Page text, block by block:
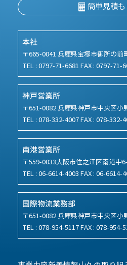
簡単見積
本社
〒665-0041 兵庫県宝塚市御所の前
TEL : 0797-71-6681 FAX : 0797-71-
神戸営業所
〒651-0082 兵庫県神戸市中央区小
TEL : 078-332-4007 FAX : 078-332-
南港営業所
〒559-0033大阪市住之江区南港中
TEL : 06-6614-4003 FAX : 06-6614-
国際物流業務部
〒651-0082 兵庫県神戸市中央区小
TEL : 078-954-5117 FAX : 078-954-